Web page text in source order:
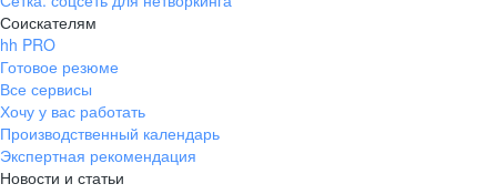
Соискателям
hh PRO
Готовое резюме
Все сервисы
Хочу у вас работать
Производственный календарь
Экспертная рекомендация
Новости и статьи